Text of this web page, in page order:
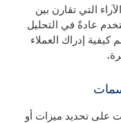
التي تقارن بين
عادةً في التحليل
إدراك العملاء
على تحديد ميزات أو